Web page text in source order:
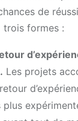
de
trois formes :
Les projets
plus